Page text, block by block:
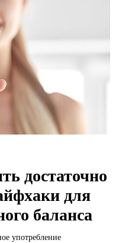
достаточно
для
баланса
употребление